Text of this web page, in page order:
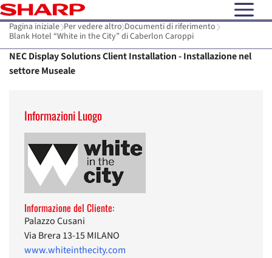
open
Pagina iniziale Per vedere altro Documenti di riferimento
Blank Hotel “White in the City” di Caberlon Caroppi
NEC Display Solutions Client Installation - Installazione nel
settore Museale
Informazioni Luogo
Informazione del Cliente:
Palazzo Cusani
Via Brera 13-15 MILANO
www.whiteinthecity.com